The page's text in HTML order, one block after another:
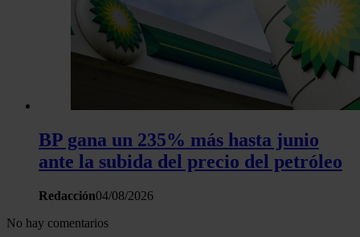
BP gana un 235% más hasta junio
ante la subida del precio del petróleo
Redacción04/08/2026
No hay comentarios